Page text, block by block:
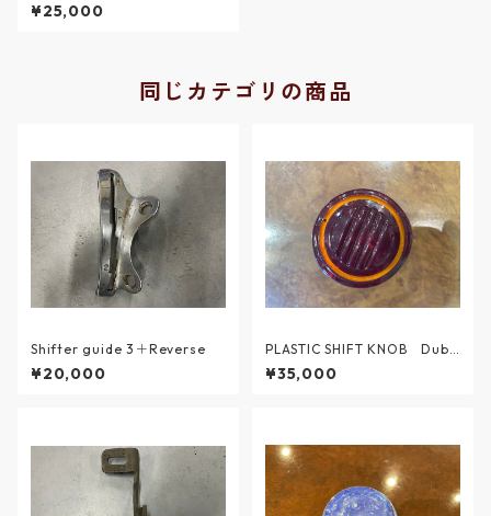
¥25,000
同じカテゴリの商品
Shifter guide 3＋Reverse
¥20,000
PLASTIC SHIFT KNOB Dubo
nnet
¥35,000